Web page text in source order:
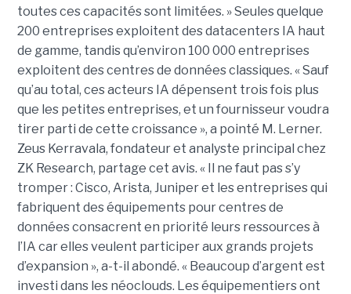
toutes ces capacités sont limitées. » Seules quelque
200 entreprises exploitent des datacenters IA haut
de gamme, tandis qu’environ 100 000 entreprises
exploitent des centres de données classiques. « Sauf
qu’au total, ces acteurs IA dépensent trois fois plus
que les petites entreprises, et un fournisseur voudra
tirer parti de cette croissance », a pointé M. Lerner.
Zeus Kerravala, fondateur et analyste principal chez
ZK Research, partage cet avis. « Il ne faut pas s’y
tromper : Cisco, Arista, Juniper et les entreprises qui
fabriquent des équipements pour centres de
données consacrent en priorité leurs ressources à
l’IA car elles veulent participer aux grands projets
d’expansion », a-t-il abondé. « Beaucoup d’argent est
investi dans les néoclouds. Les équipementiers ont